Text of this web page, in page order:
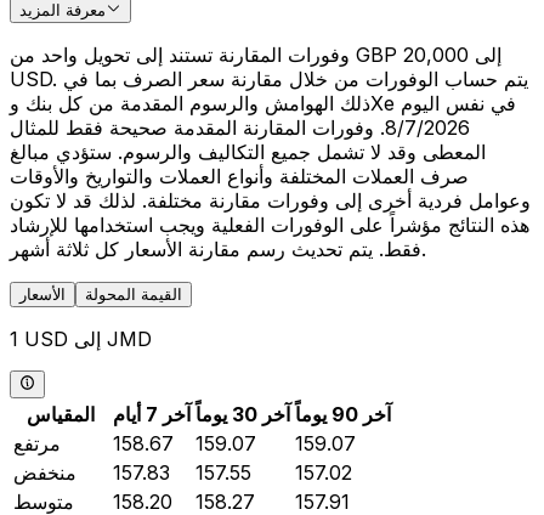
معرفة المزيد
وفورات المقارنة تستند إلى تحويل واحد من GBP 20,000 إلى
USD. يتم حساب الوفورات من خلال مقارنة سعر الصرف بما في
ذلك الهوامش والرسوم المقدمة من كل بنك وXe في نفس اليوم
8/7/2026. وفورات المقارنة المقدمة صحيحة فقط للمثال
المعطى وقد لا تشمل جميع التكاليف والرسوم. ستؤدي مبالغ
صرف العملات المختلفة وأنواع العملات والتواريخ والأوقات
وعوامل فردية أخرى إلى وفورات مقارنة مختلفة. لذلك قد لا تكون
هذه النتائج مؤشراً على الوفورات الفعلية ويجب استخدامها للإرشاد
فقط. يتم تحديث رسم مقارنة الأسعار كل ثلاثة أشهر.
الأسعار القيمة المحولة
1 USD إلى JMD
المقياس آخر 7 أيام آخر 30 يوماً
آخر 90 يوماً
مرتفع
158.67 159.07
159.07
منخفض
157.83 157.55
157.02
متوسط
158.20 158.27
157.91